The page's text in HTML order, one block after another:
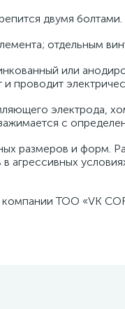
двумя болтами.
отдельным
или
проводит
электрода,
с
размеров и форм.
агрессивных
ТОО «VK